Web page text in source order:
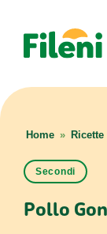
Home » Ricette
Secondi
Pollo